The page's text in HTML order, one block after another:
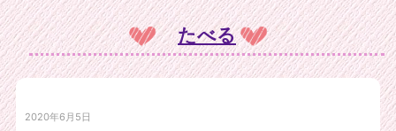
たべる
2020年6月5日